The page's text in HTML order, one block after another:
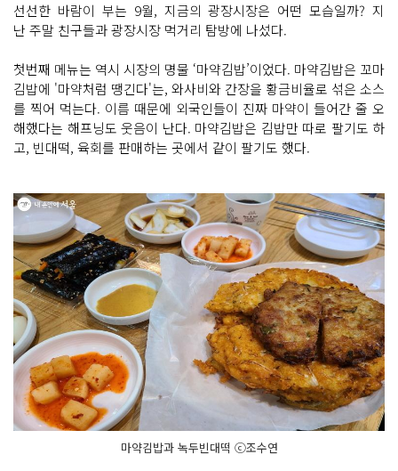
선선한 바람이 부는 9월, 지금의 광장시장은 어떤 모습일까? 지
난 주말 친구들과 광장시장 먹거리 탐방에 나섰다.
첫번째 메뉴는 역시 시장의 명물 ‘마약김밥’이었다. 마약김밥은 꼬마
김밥에 '마약처럼 땡긴다'는, 와사비와 간장을 황금비율로 섞은 소스
를 찍어 먹는다. 이름 때문에 외국인들이 진짜 마약이 들어간 줄 오
해했다는 해프닝도 웃음이 난다. 마약김밥은 김밥만 따로 팔기도 하
고, 빈대떡, 육회를 판매하는 곳에서 같이 팔기도 했다.
마약김밥과 녹두빈대떡 ⓒ조수연